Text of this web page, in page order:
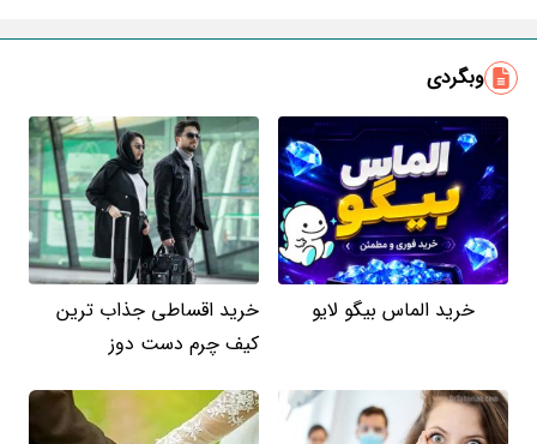
وبگردی
خرید الماس بیگو لایو
خرید اقساطی جذاب ترین
کیف چرم دست دوز